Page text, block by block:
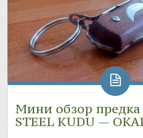
Мини обзор предка
STEEL KUDU —